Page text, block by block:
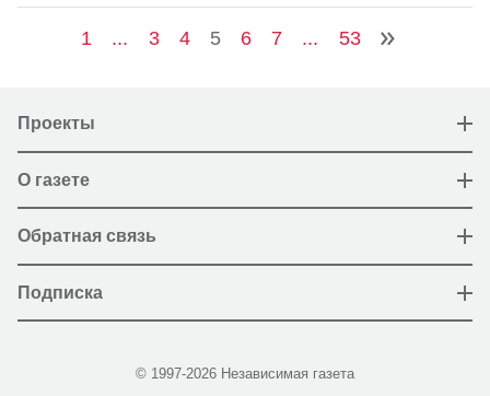
1 ... 3 4 5 6 7 ... 53
Проекты
О газете
Обратная связь
Подписка
© 1997-2026 Независимая газета